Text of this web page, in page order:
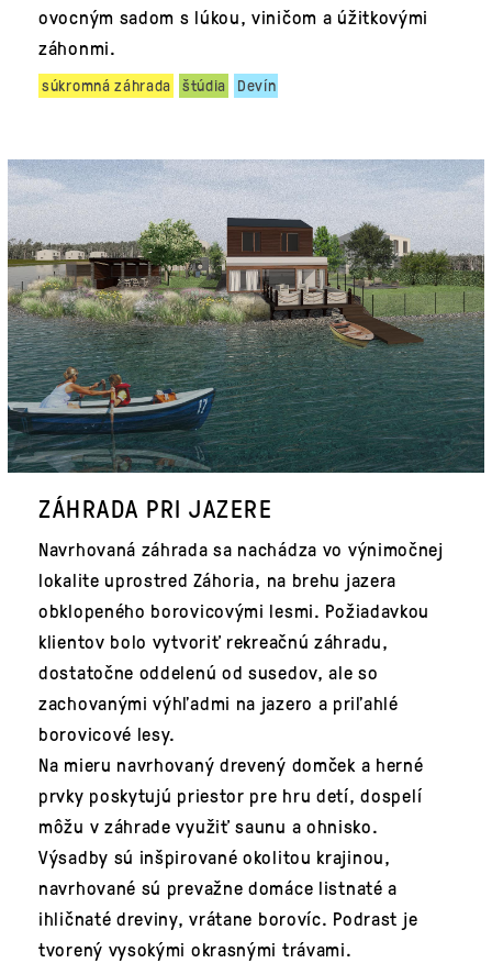
ovocným sadom s lúkou, viničom a úžitkovými
záhonmi.
súkromná záhrada štúdia Devín
ZÁHRADA PRI JAZERE
Navrhovaná záhrada sa nachádza vo výnimočnej
lokalite uprostred Záhoria, na brehu jazera
obklopeného borovicovými lesmi. Požiadavkou
klientov bolo vytvoriť rekreačnú záhradu,
dostatočne oddelenú od susedov, ale so
zachovanými výhľadmi na jazero a priľahlé
borovicové lesy.
Na mieru navrhovaný drevený domček a herné
prvky poskytujú priestor pre hru detí, dospelí
môžu v záhrade využiť saunu a ohnisko.
Výsadby sú inšpirované okolitou krajinou,
navrhované sú prevažne domáce listnaté a
ihličnaté dreviny, vrátane borovíc. Podrast je
tvorený vysokými okrasnými trávami.